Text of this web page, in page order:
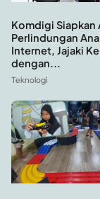
Komdigi Siapkan
Perlindungan
Internet, Jajaki
dengan...
Teknologi